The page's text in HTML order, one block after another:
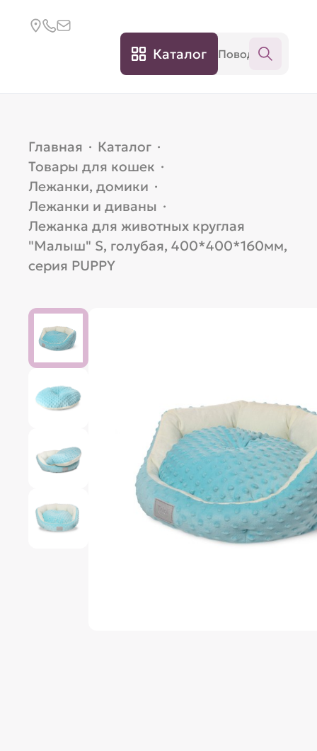
Каталог
Главная · Каталог ·
Товары для кошек ·
Лежанки, домики ·
Лежанки и диваны ·
Лежанка для животных круглая
"Малыш" S, голубая, 400*400*160мм,
серия PUPPY